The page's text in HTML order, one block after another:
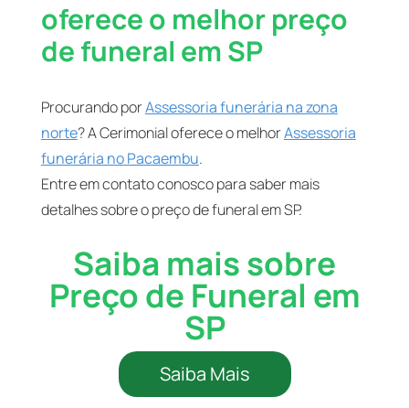
oferece o melhor preço
de funeral em SP
Procurando porAssessoria funerária na zona
norte? A Cerimonial oferece o melhorAssessoria
funerária no Pacaembu.
Entre em contato conosco para saber mais
detalhes sobre o preço de funeral em SP.
Saiba mais sobre
Preço de Funeral em
SP
Saiba Mais